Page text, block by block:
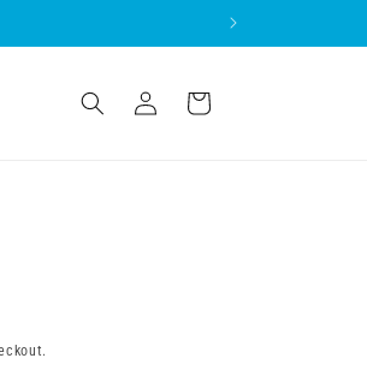
InloggenWinkelwagen